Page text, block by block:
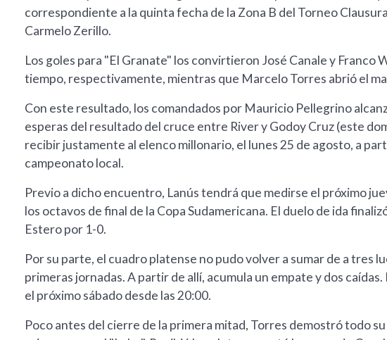
correspondiente a la quinta fecha de la Zona B del Torneo
Carmelo Zerillo.
Los goles para "El Granate" los convirtieron José Canale y Franco
tiempo, respectivamente, mientras que Marcelo Torres abrió el
Con este resultado, los comandados por Mauricio Pellegrino
esperas del resultado del cruce entre River y Godoy Cruz (este
recibir justamente al elenco millonario, el lunes 25 de agosto, a
campeonato local.
Previo a dicho encuentro, Lanús tendrá que medirse el próximo
los octavos de final de la Copa Sudamericana. El duelo de ida
Estero por 1-0.
Por su parte, el cuadro platense no pudo volver a sumar de a tres
primeras jornadas. A partir de allí, acumula un empate y dos
el próximo sábado desde las 20:00.
Poco antes del cierre de la primera mitad, Torres demostró todo